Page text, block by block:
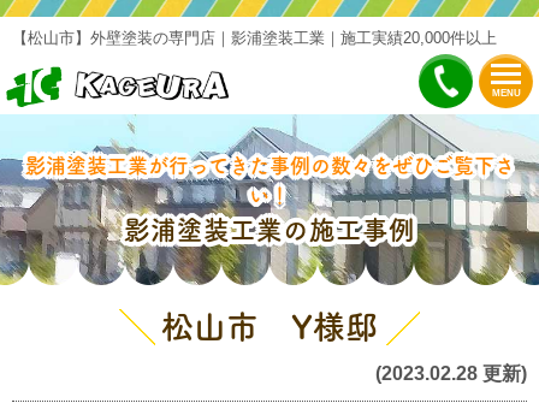
MENU
【松山市】外壁塗装の専門店｜影浦塗装工業｜施工実績20,000件以上
影浦塗装工業が行ってきた事例の数々をぜひご覧下さ
い！
影浦塗装工業の施工事例
松山市 Y様邸
(2023.02.28 更新)